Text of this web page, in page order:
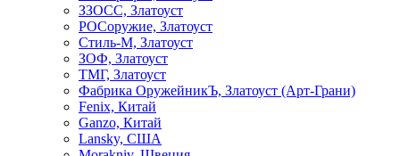
ЗЗОСС, Златоуст
РОСоружие, Златоуст
Стиль-М, Златоуст
ЗОФ, Златоуст
ТМГ, Златоуст
Фабрика ОружейникЪ, Златоуст (Арт-Грани)
Fenix, Китай
Ganzo, Китай
Lansky, США